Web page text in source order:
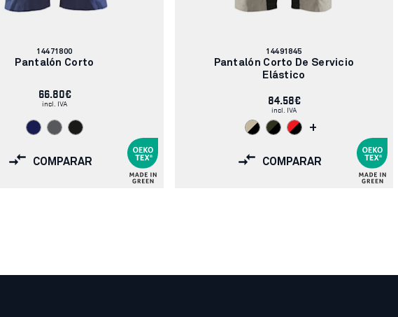
Número
de
artículo:
14471800
Pantalón Corto
66.80€
incl. IVA
COMPARAR
Número
de
artículo:
14491845
Pantalón Corto De Servicio
Elástico
84.58€
incl. IVA
+
COMPARAR